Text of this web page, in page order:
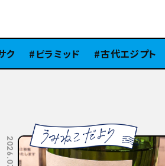
ピラミッド 古代エジプト 北陸